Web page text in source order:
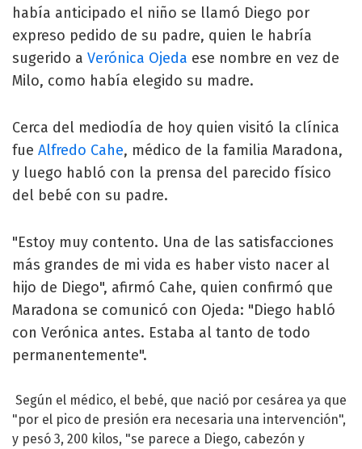
había anticipado el niño se llamó Diego por
expreso pedido de su padre, quien le habría
sugerido a Verónica Ojeda ese nombre en vez de
Milo, como había elegido su madre.
Cerca del mediodía de hoy quien visitó la clínica
fue Alfredo Cahe, médico de la familia Maradona,
y luego habló con la prensa del parecido físico
del bebé con su padre.
"Estoy muy contento. Una de las satisfacciones
más grandes de mi vida es haber visto nacer al
hijo de Diego", afirmó Cahe, quien confirmó que
Maradona se comunicó con Ojeda: "Diego habló
con Verónica antes. Estaba al tanto de todo
permanentemente".
Según el médico, el bebé, que nació por cesárea ya que
"por el pico de presión era necesaria una intervención",
y pesó 3, 200 kilos, "se parece a Diego, cabezón y